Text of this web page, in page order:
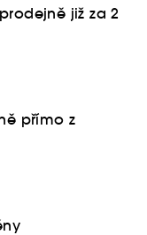
již za 2
přímo z